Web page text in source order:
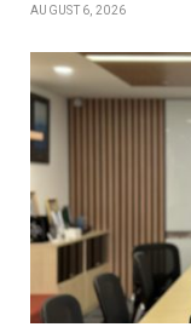
AUGUST 6, 2026